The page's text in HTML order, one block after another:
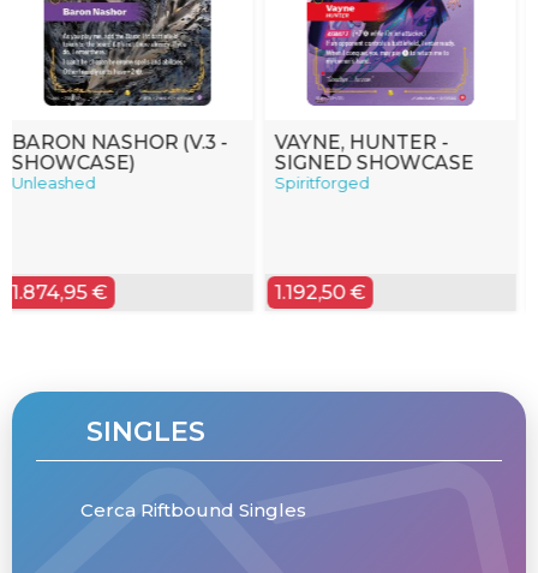
VAYNE, HUNTER -
SIGNED SHOWCASE
Spiritforged
1.192,50 €
VIKTOR, HERALD OF
THE ARCANE (V.2 -
SIGNED SHOWCASE)
899,95 €
SINGLES
Cerca Riftbound Singles